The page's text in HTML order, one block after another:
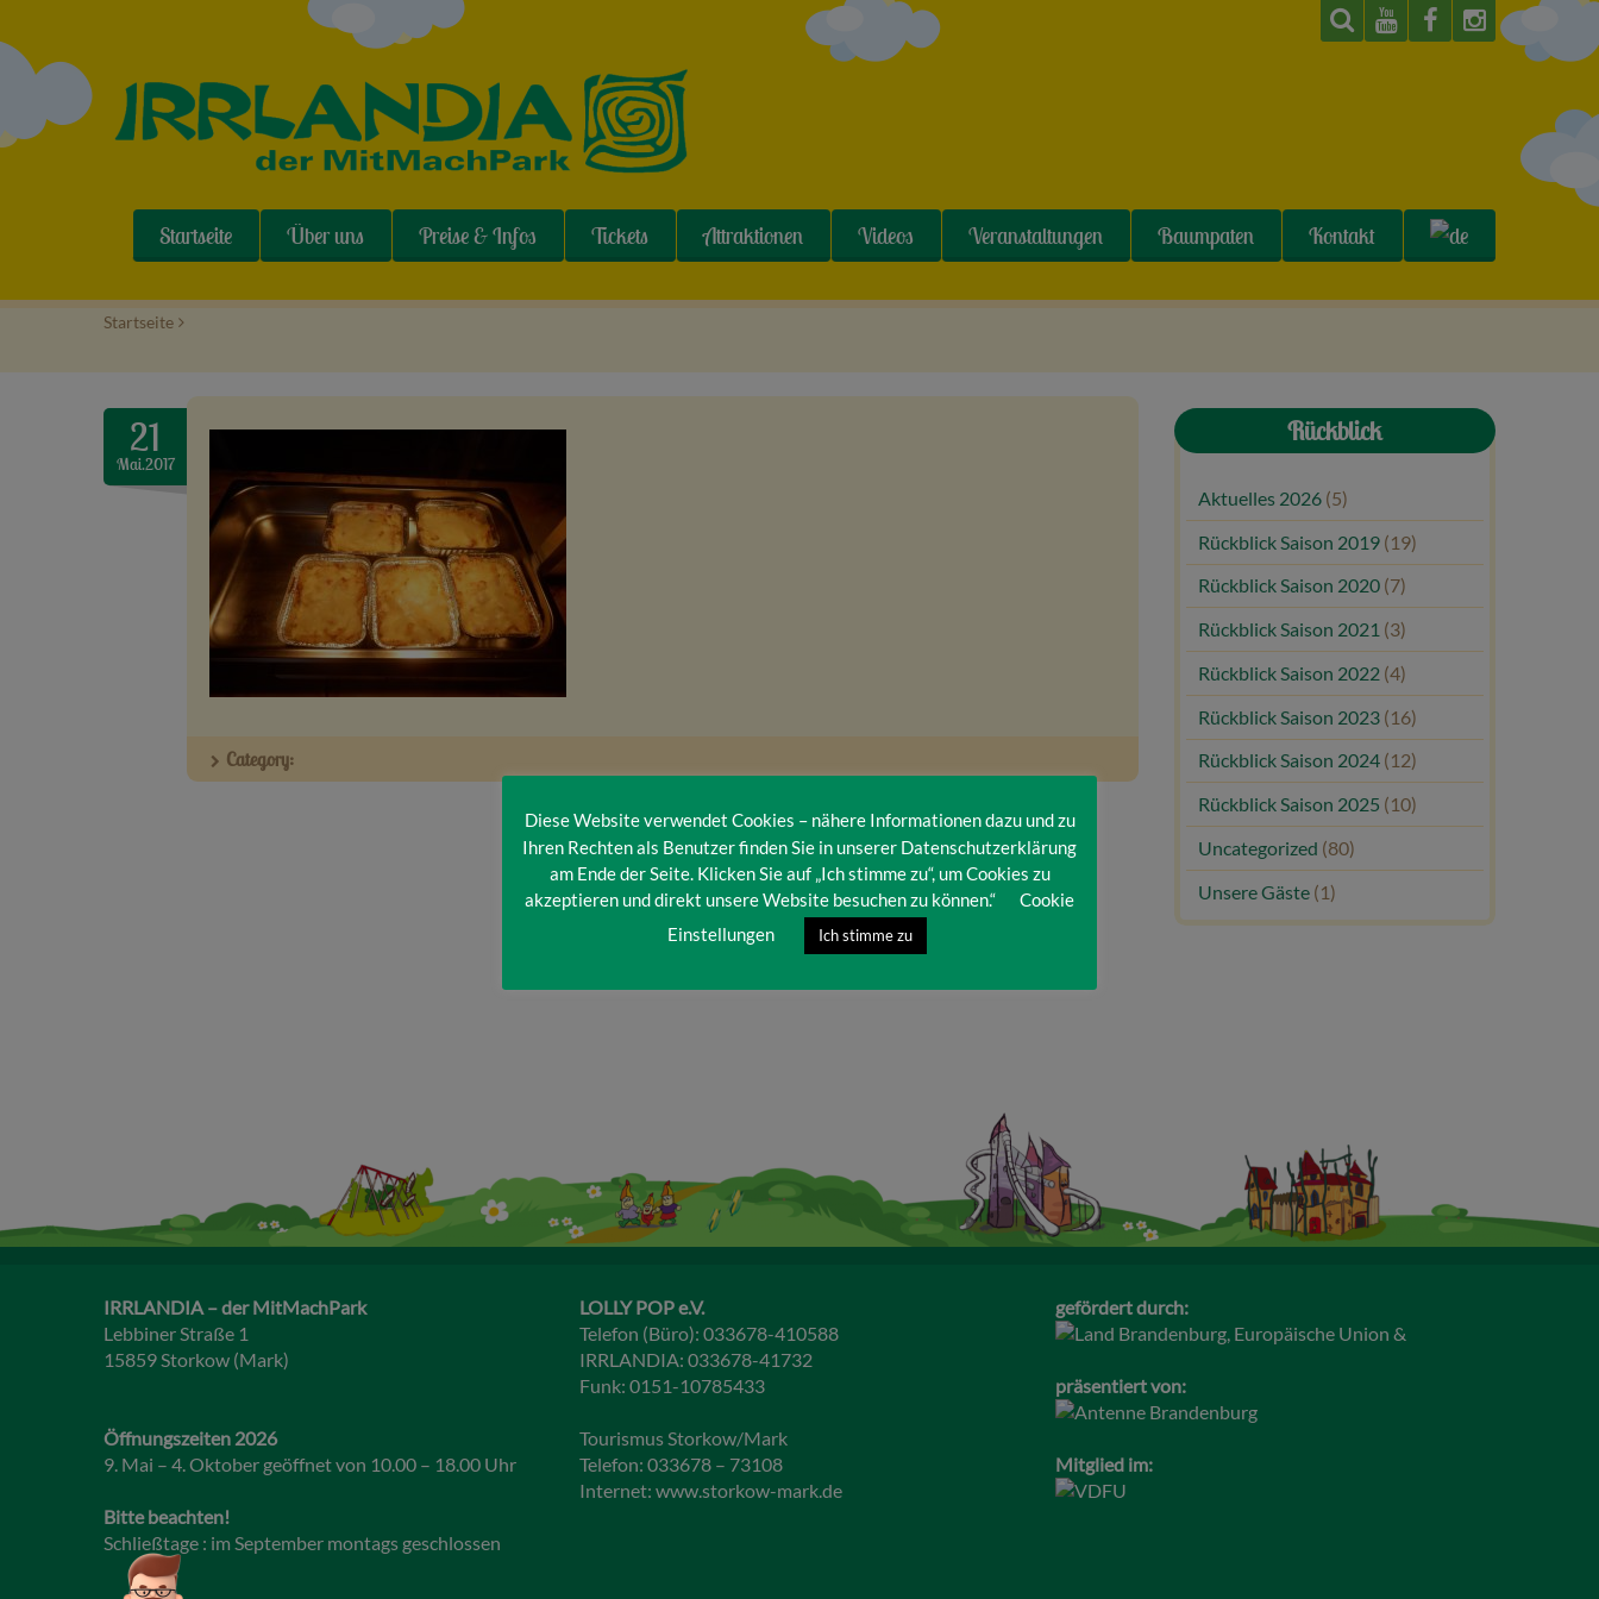
Startseite Über uns Preise & Infos Tickets Attraktionen Videos Veranstaltungen Baumpaten Kontakt
Startseite >
21
Mai.2017
Category:
Rückblick
Aktuelles 2026 (5)
Rückblick Saison 2019 (19)
Rückblick Saison 2020 (7)
Rückblick Saison 2021 (3)
Rückblick Saison 2022 (4)
Rückblick Saison 2023 (16)
Rückblick Saison 2024 (12)
Rückblick Saison 2025 (10)
Uncategorized (80)
Unsere Gäste (1)
IRRLANDIA – der MitMachPark
Lebbiner Straße 1
15859 Storkow (Mark)
Öffnungszeiten 2026
9. Mai – 4. Oktober geöffnet von 10.00 – 18.00 Uhr
Bitte beachten!
Schließtage : im September montags geschlossen
LOLLY POP e.V.
Telefon (Büro): 033678-410588
IRRLANDIA: 033678-41732
Funk: 0151-10785433
Tourismus Storkow/Mark
Telefon: 033678 – 73108
Internet: www.storkow-mark.de
gefördert durch:
präsentiert von:
Mitglied im:
Diese Website verwendet Cookies – nähere Informationen dazu und zu
Ihren Rechten als Benutzer finden Sie in unserer Datenschutzerklärung
am Ende der Seite. Klicken Sie auf „Ich stimme zu“, um Cookies zu
akzeptieren und direkt unsere Website besuchen zu können.“
Cookie
Einstellungen
Ich stimme zu